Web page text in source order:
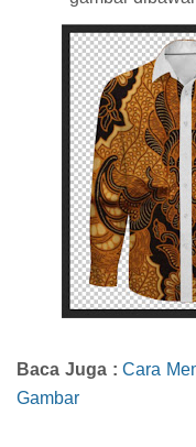
Baca Juga :Cara
Gambar